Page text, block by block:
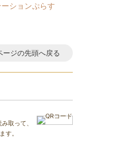
ションぷらす
ージの先頭へ戻る
取って、
す。